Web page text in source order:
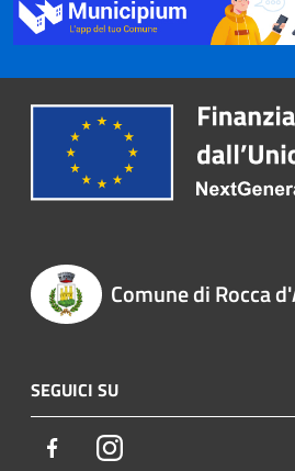
Comune di Rocca
SEGUICI SU
FacebookInstagram